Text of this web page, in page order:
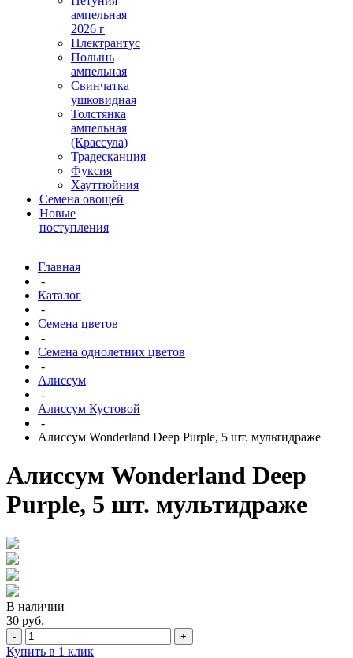
ампельная
2026 г
Плектрантус
Полынь
ампельная
Свинчатка
ушковидная
Толстянка
ампельная
(Крассула)
Традесканция
Фуксия
Хауттюйния
Семена овощей
Новые
поступления
Главная
-
Каталог
-
Семена цветов
-
Семена однолетних цветов
-
Алиссум
-
Алиссум Кустовой
-
Алиссум Wonderland Deep Purple, 5 шт. мультидраже
Алиссум Wonderland Deep
Purple, 5 шт. мультидраже
В наличии
30 руб.
- +
Купить в 1 клик